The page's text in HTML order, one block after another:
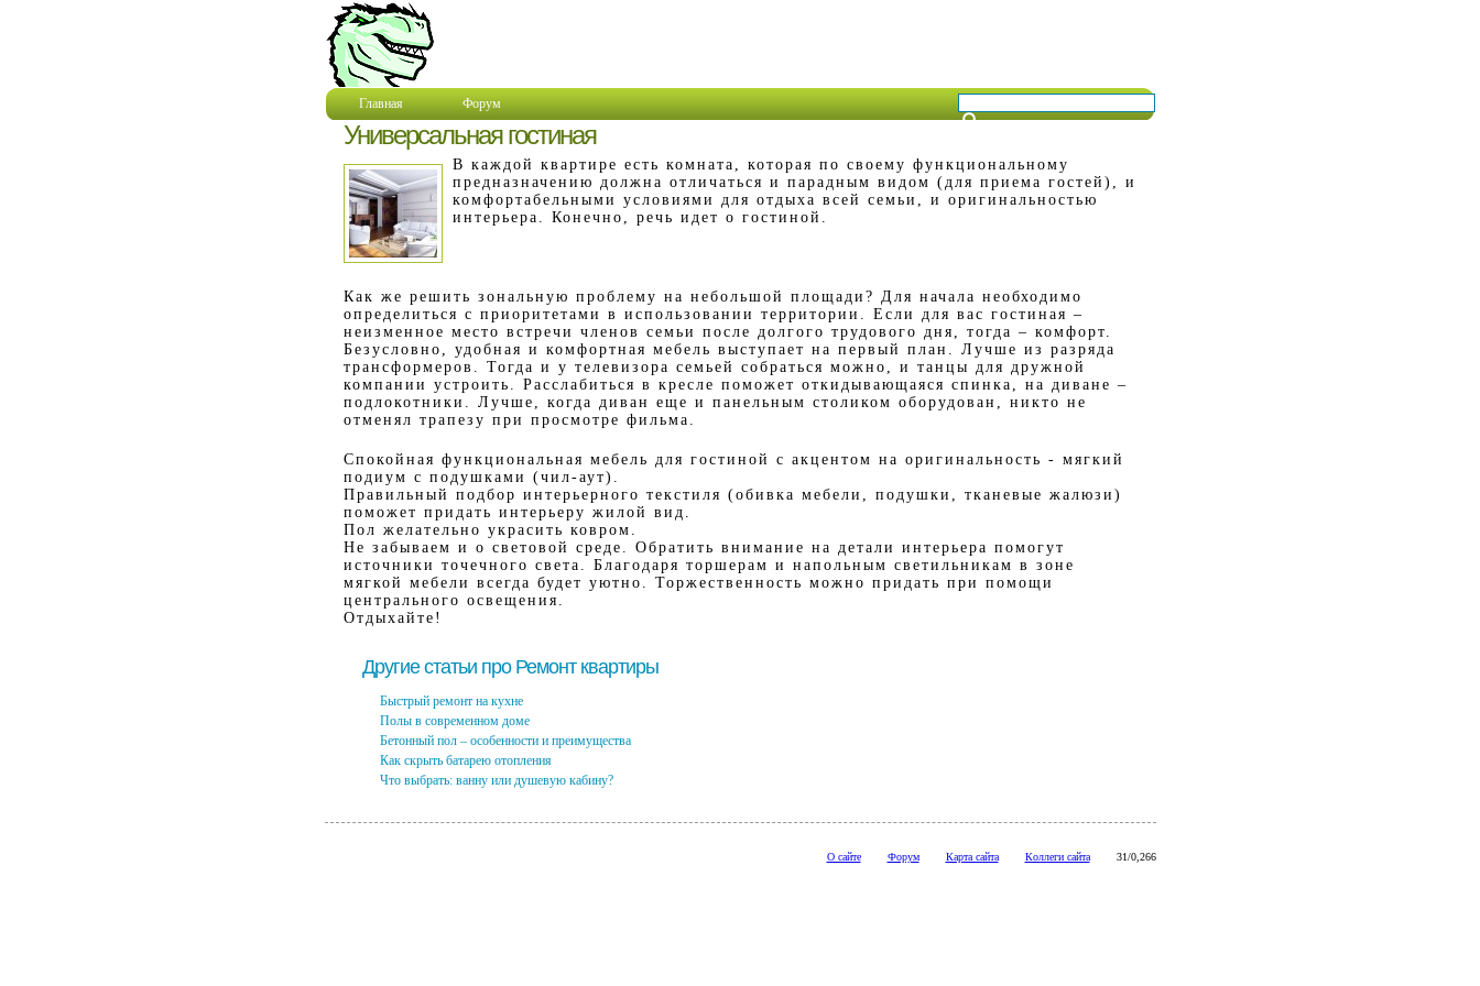
Главная Форум
Универсальная гостиная
В каждой квартире есть комната, которая по своему функциональному
предназначению должна отличаться и парадным видом (для приема гостей), и
комфортабельными условиями для отдыха всей семьи, и оригинальностью
интерьера. Конечно, речь идет о гостиной.
Как же решить зональную проблему на небольшой площади? Для начала необходимо
определиться с приоритетами в использовании территории. Если для вас гостиная –
неизменное место встречи членов семьи после долгого трудового дня, тогда – комфорт.
Безусловно, удобная и комфортная мебель выступает на первый план. Лучше из разряда
трансформеров. Тогда и у телевизора семьей собраться можно, и танцы для дружной
компании устроить. Расслабиться в кресле поможет откидывающаяся спинка, на диване –
подлокотники. Лучше, когда диван еще и панельным столиком оборудован, никто не
отменял трапезу при просмотре фильма.
Спокойная функциональная мебель для гостиной с акцентом на оригинальность - мягкий
подиум с подушками (чил-аут).
Правильный подбор интерьерного текстиля (обивка мебели, подушки, тканевые жалюзи)
поможет придать интерьеру жилой вид.
Пол желательно украсить ковром.
Не забываем и о световой среде. Обратить внимание на детали интерьера помогут
источники точечного света. Благодаря торшерам и напольным светильникам в зоне
мягкой мебели всегда будет уютно. Торжественность можно придать при помощи
центрального освещения.
Отдыхайте!
Другие статьи про Ремонт квартиры
Быстрый ремонт на кухне
Полы в современном доме
Бетонный пол – особенности и преимущества
Как скрыть батарею отопления
Что выбрать: ванну или душевую кабину?
О сайте Форум Карта сайта Коллеги сайта 31/0,266